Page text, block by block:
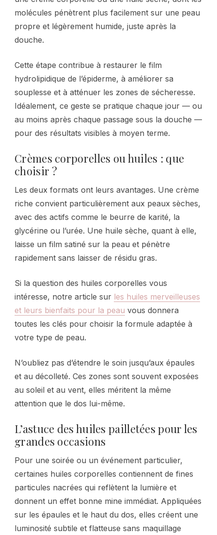
molécules pénètrent plus facilement sur une peau
propre et légèrement humide, juste après la
douche.
Cette étape contribue à restaurer le film
hydrolipidique de l’épiderme, à améliorer sa
souplesse et à atténuer les zones de sécheresse.
Idéalement, ce geste se pratique chaque jour — ou
au moins après chaque passage sous la douche —
pour des résultats visibles à moyen terme.
Crèmes corporelles ou huiles : que
choisir ?
Les deux formats ont leurs avantages. Une crème
riche convient particulièrement aux peaux sèches,
avec des actifs comme le beurre de karité, la
glycérine ou l’urée. Une huile sèche, quant à elle,
laisse un film satiné sur la peau et pénètre
rapidement sans laisser de résidu gras.
Si la question des huiles corporelles vous
intéresse, notre article sur les huiles merveilleuses
et leurs bienfaits pour la peau vous donnera
toutes les clés pour choisir la formule adaptée à
votre type de peau.
N’oubliez pas d’étendre le soin jusqu’aux épaules
et au décolleté. Ces zones sont souvent exposées
au soleil et au vent, elles méritent la même
attention que le dos lui-même.
L’astuce des huiles pailletées pour les
grandes occasions
Pour une soirée ou un événement particulier,
certaines huiles corporelles contiennent de fines
particules nacrées qui reflètent la lumière et
donnent un effet bonne mine immédiat. Appliquées
sur les épaules et le haut du dos, elles créent une
luminosité subtile et flatteuse sans maquillage